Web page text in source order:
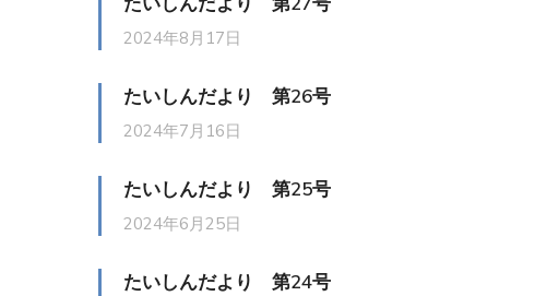
2024年8月17日
たいしんだより 第26号
2024年7月16日
たいしんだより 第25号
2024年6月25日
たいしんだより 第24号